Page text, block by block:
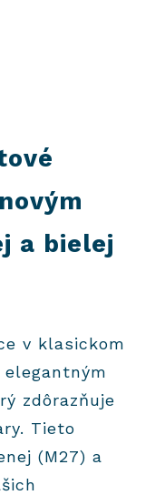
a bielej
v klasickom
zdôrazňuje
Tieto
(M27) a